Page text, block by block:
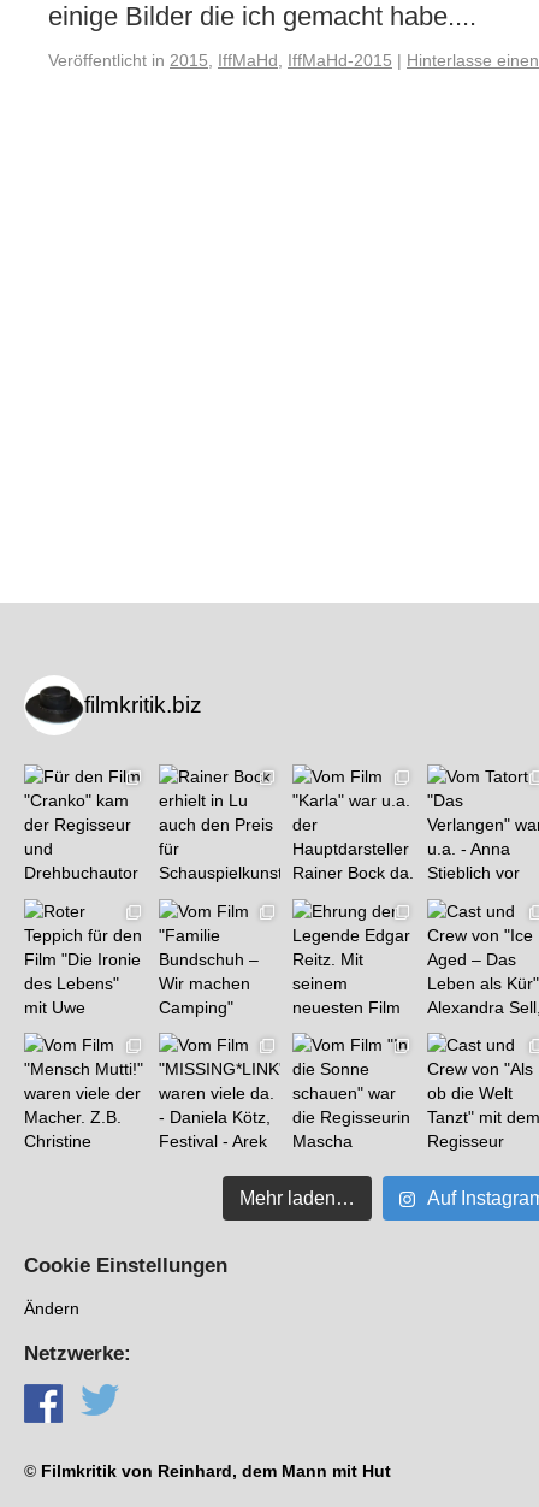
einige Bilder die ich gemacht habe....
Veröffentlicht in 2015 IffMaHd IffMaHd-2015 | Hinterlasse
filmkritik.biz
Mehr laden… Auf
Cookie Einstellungen
Ändern
Netzwerke:
© Filmkritik von Reinhard, dem Mann mit Hut